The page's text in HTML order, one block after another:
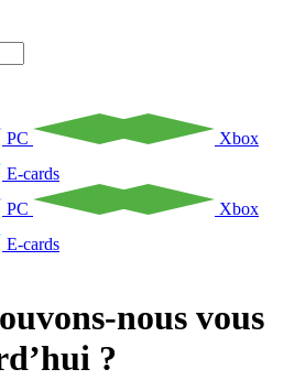
PC
Xbox
E-cards
PC
Xbox
E-cards
nous vous
?